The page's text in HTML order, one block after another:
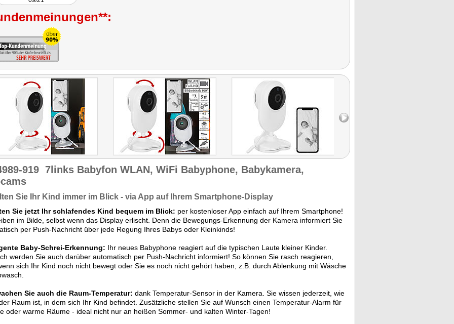
919 7links Babyfon WLAN, WiFi Babyphone, Babykamera,
Sie Ihr Kind immer im Blick - via App auf Ihrem Smartphone-Display
Sie jetzt Ihr schlafendes Kind bequem im Blick: per kostenloser App einfach auf Ihrem Smartphone!
im Bilde, selbst wenn das Display erlischt. Denn die Bewegungs-Erkennung der Kamera informiert Sie
per Push-Nachricht über jede Regung Ihres Babys oder Kleinkinds!
Baby-Schrei-Erkennung: Ihr neues Babyphone reagiert auf die typischen Laute kleiner Kinder.
werden Sie auch darüber automatisch per Push-Nachricht informiert! So können Sie rasch reagieren,
sich Ihr Kind noch nicht bewegt oder Sie es noch nicht gehört haben, z.B. durch Ablenkung mit Wäsche
Sie auch die Raum-Temperatur: dank Temperatur-Sensor in der Kamera. Sie wissen jederzeit, wie
Raum ist, in dem sich Ihr Kind befindet. Zusätzliche stellen Sie auf Wunsch einen Temperatur-Alarm für
oder warme Räume - ideal nicht nur an heißen Sommer- und kalten Winter-Tagen!